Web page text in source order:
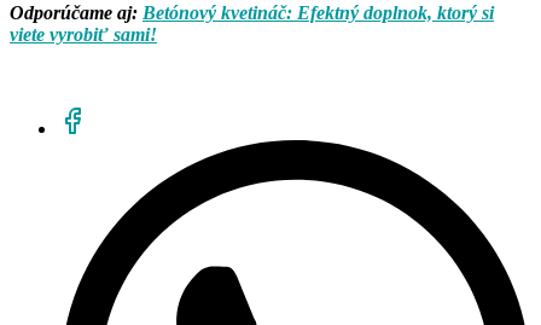
Odporúčame aj: Betónový kvetináč: Efektný doplnok, ktorý si
viete vyrobiť sami!